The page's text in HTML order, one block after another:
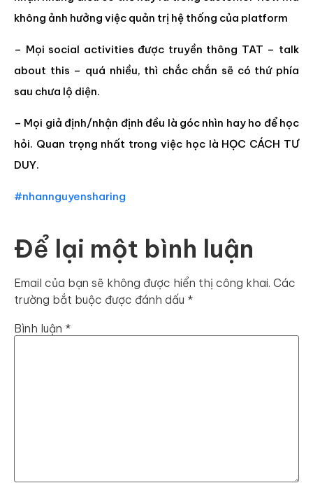
không ảnh hưởng việc quản trị hệ thống của platform
– Mọi social activities được truyền thông TAT – talk
about this – quá nhiều, thì chắc chắn sẽ có thứ phía
sau chưa lộ diện.
– Mọi giả định/nhận định đều là góc nhìn hay ho để học
hỏi. Quan trọng nhất trong việc học là HỌC CÁCH TƯ
DUY.
#nhannguyensharing
Để lại một bình luận
Email của bạn sẽ không được hiển thị công khai. Các
trường bắt buộc được đánh dấu *
Bình luận *